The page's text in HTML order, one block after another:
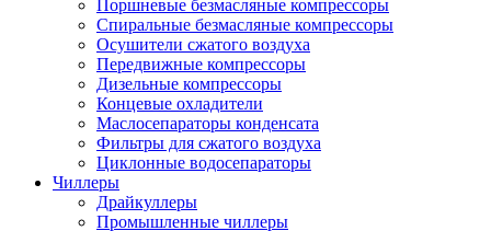
Поршневые безмасляные компрессоры
Спиральные безмасляные компрессоры
Осушители сжатого воздуха
Передвижные компрессоры
Дизельные компрессоры
Концевые охладители
Маслосепараторы конденсата
Фильтры для сжатого воздуха
Циклонные водосепараторы
Чиллеры
Драйкуллеры
Промышленные чиллеры